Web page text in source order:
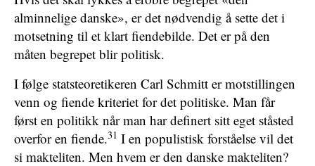
alminnelige danske», er det nødvendig å sette det i
motsetning til et klart fiendebilde. Det er på den
måten begrepet blir politisk.
I følge statsteoretikeren Carl Schmitt er motstillingen
venn og fiende kriteriet for det politiske. Man får
først en politikk når man har definert sitt eget ståsted
overfor en fiende.31 I en populistisk forståelse vil det
si makteliten. Men hvem er den danske makteliten?